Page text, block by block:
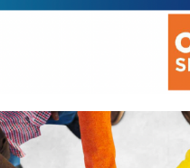
La prévention des conflits
d’intérêts
18 septembre 2023